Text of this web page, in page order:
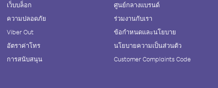
เว็บบล็อก
ความปลอดภัย
Viber Out
อัตราค่าโทร
การสนับสนุน
ศูนย์กลางแบรนด์
ร่วมงานกับเรา
ข้อกำหนดและนโยบาย
นโยบายความเป็นส่วนตัว
Customer Complaints Code